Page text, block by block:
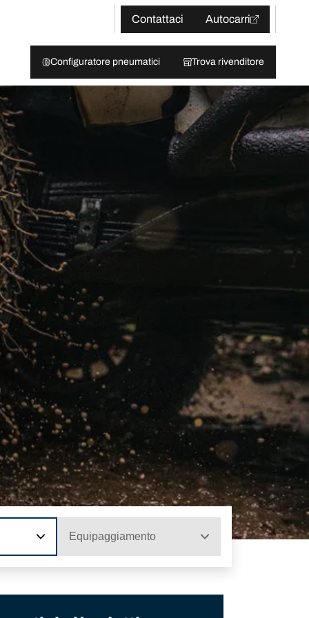
Contattaci
Autocarri
Configuratore pneumatici Trova rivenditore
Equipaggiamento